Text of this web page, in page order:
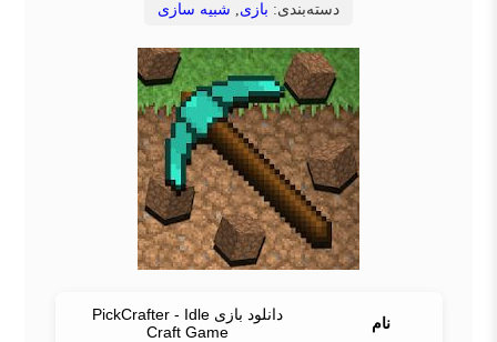
دسته‌بندی: بازی, شبیه سازی
نام
دانلود بازی PickCrafter - Idle
Craft Game